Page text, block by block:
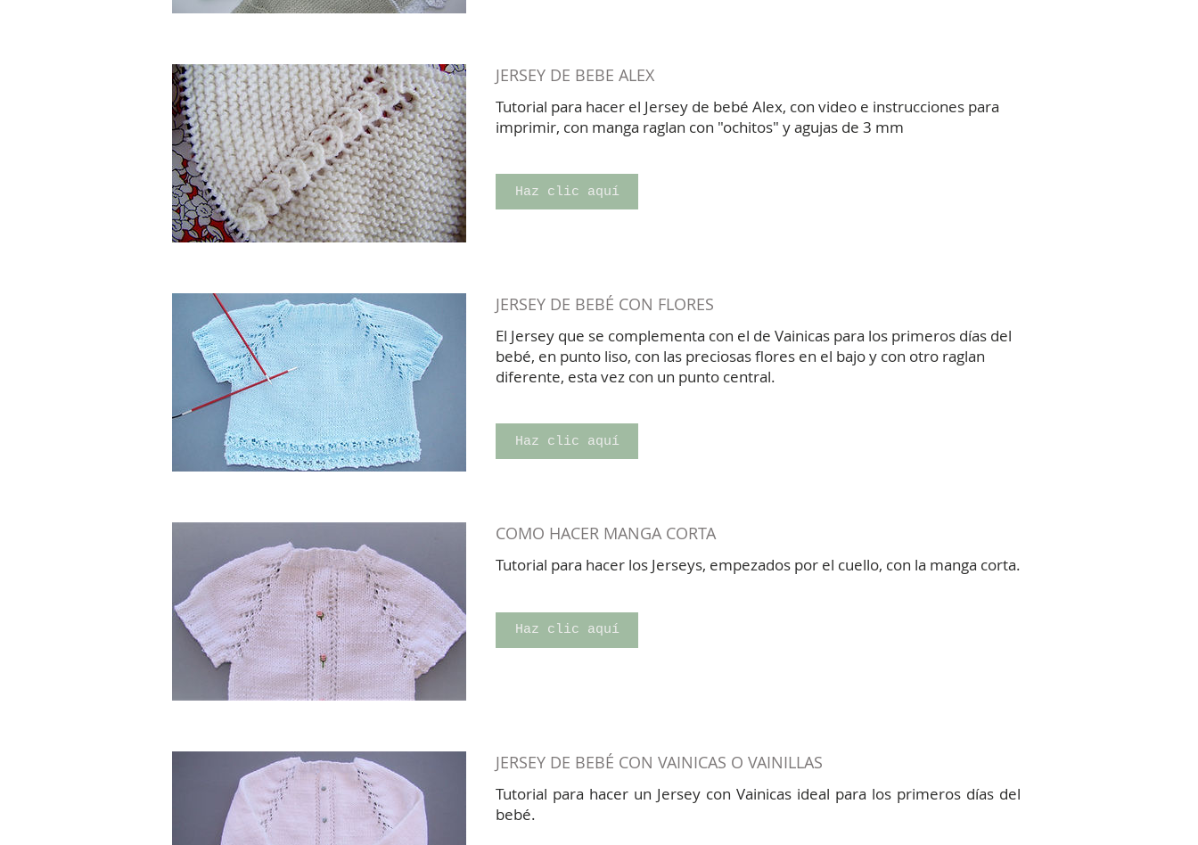
JERSEY DE BEBE ALEX
Tutorial para hacer el Jersey de bebé Alex, con video e instrucciones para
imprimir, con manga raglan con "ochitos" y agujas de 3 mm
Haz clic aquí
JERSEY DE BEBÉ CON FLORES
El Jersey que se complementa con el de Vainicas para los primeros días del
bebé, en punto liso, con las preciosas flores en el bajo y con otro raglan
diferente, esta vez con un punto central.
Haz clic aquí
COMO HACER MANGA CORTA
Tutorial para hacer los Jerseys, empezados por el cuello, con la manga corta.
Haz clic aquí
JERSEY DE BEBÉ CON VAINICAS O VAINILLAS
Tutorial para hacer un Jersey con Vainicas ideal para los primeros días del
bebé.